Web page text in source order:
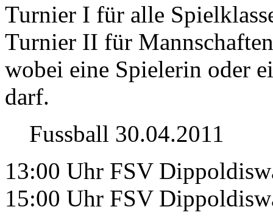
Turnier I für alle
Turnier II für
wobei eine Spielerin oder
darf.
Fussball 30.04.2011
13:00 Uhr FSV
15:00 Uhr FSV